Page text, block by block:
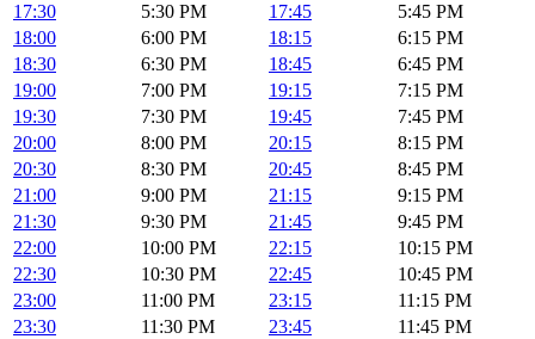
17:30
5:30 PM 17:45
5:45 PM
18:00
6:00 PM 18:15
6:15 PM
18:30
6:30 PM 18:45
6:45 PM
19:00
7:00 PM 19:15
7:15 PM
19:30
7:30 PM 19:45
7:45 PM
20:00
8:00 PM 20:15
8:15 PM
20:30
8:30 PM 20:45
8:45 PM
21:00
9:00 PM 21:15
9:15 PM
21:30
9:30 PM 21:45
9:45 PM
22:00
10:00 PM 22:15
10:15 PM
22:30
10:30 PM 22:45
10:45 PM
23:00
11:00 PM 23:15
11:15 PM
23:30
11:30 PM 23:45 11:45 PM